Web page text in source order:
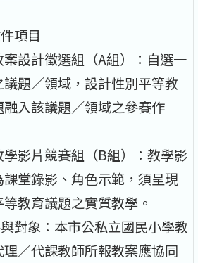
項目
案設計徵選組（A組）：自選一
議題∕領域，設計性別平等教
融入該議題∕領域之參賽作
學影片競賽組（B組）：教學影
課堂錄影、角色示範，須呈現
教育議題之實質教學。
對象：本市公私立國民小學教
理∕代課教師所報教案應協同